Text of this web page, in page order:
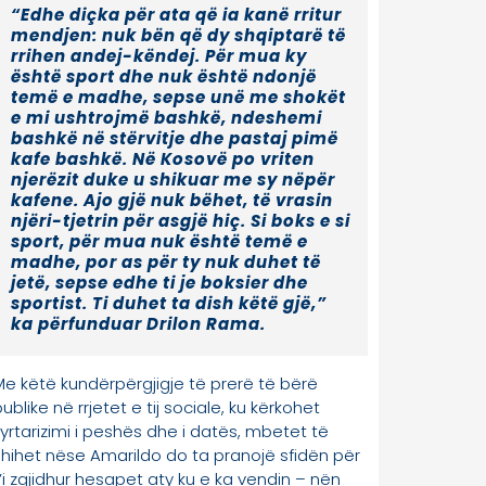
njëri-tjetrin për asgjë hiç. Si boks e si
sport, për mua nuk është temë e
madhe, por as për ty nuk duhet të
jetë, sepse edhe ti je boksier dhe
sportist. Ti duhet ta dish këtë gjë,”
ka përfunduar Drilon Rama.
këtë kundërpërgjigje të prerë të bërë
në rrjetet e tij sociale, ku kërkohet
i peshës dhe i datës, mbetet të
nëse Amarildo do ta pranojë sfidën për
zgjidhur hesapet aty ku e ka vendin – nën
e ringut dhe me doreza boksi.